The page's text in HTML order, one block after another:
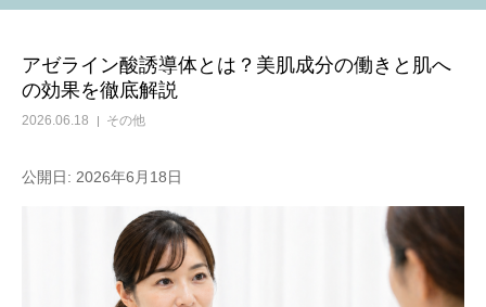
アゼライン酸誘導体とは？美肌成分の働きと肌へ
の効果を徹底解説
2026.06.18 その他
公開日: 2026年6月18日
WEB予約
料金表
アクセス
採用情報